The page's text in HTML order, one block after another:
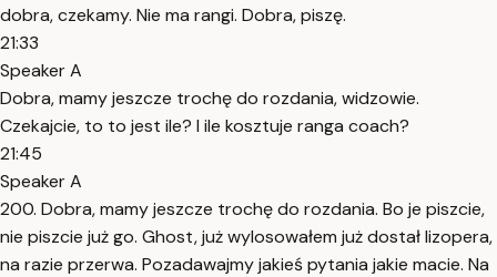
dobra, czekamy. Nie ma rangi. Dobra, piszę.
21:33
Speaker A
Dobra, mamy jeszcze trochę do rozdania, widzowie.
Czekajcie, to to jest ile? I ile kosztuje ranga coach?
21:45
Speaker A
200. Dobra, mamy jeszcze trochę do rozdania. Bo je piszcie,
nie piszcie już go. Ghost, już wylosowałem już dostał lizopera,
na razie przerwa. Pozadawajmy jakieś pytania jakie macie. Na